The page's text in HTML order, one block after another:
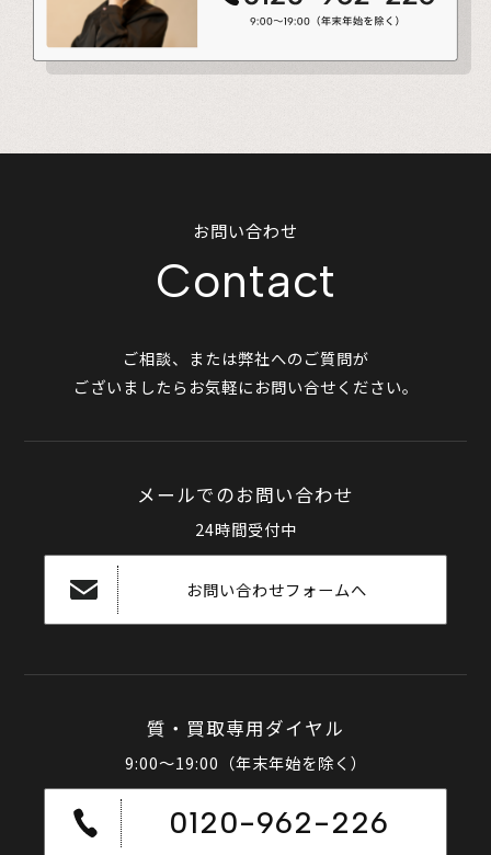
お問い合わせ
Contact
ご相談、または弊社へのご質問が
ございましたらお気軽にお問い合せください。
メールでのお問い合わせ
24時間受付中
お問い合わせフォームへ
質・買取専用ダイヤル
9:00～19:00（年末年始を除く）
0120-962-226